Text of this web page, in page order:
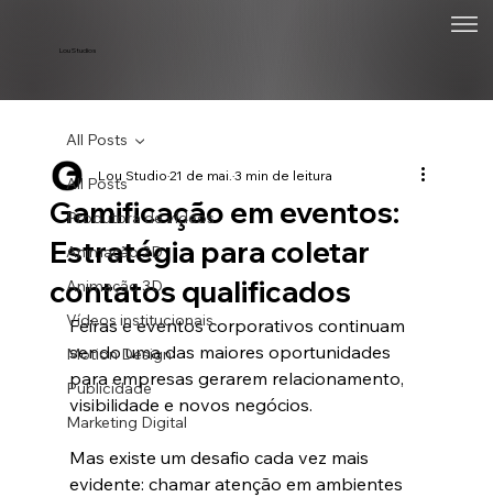
Lou Studios
All Posts
Produtora de vídeos
Animação 2D
Animação 3D
Vídeos institucionais
Motion Design
Publicidade
Marketing Digital
All Posts
Gamificação em eventos:
Estratégia para coletar
contatos qualificados
Lou Studio21 de mai.3 min de leitura
Feiras e eventos corporativos continuam
sendo uma das maiores oportunidades
para empresas gerarem relacionamento,
visibilidade e novos negócios.
Mas existe um desafio cada vez mais
evidente: chamar atenção em ambientes